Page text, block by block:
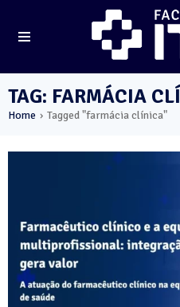
TAG: FARMÁCIA
Home › Tagged "farmácia clínica"